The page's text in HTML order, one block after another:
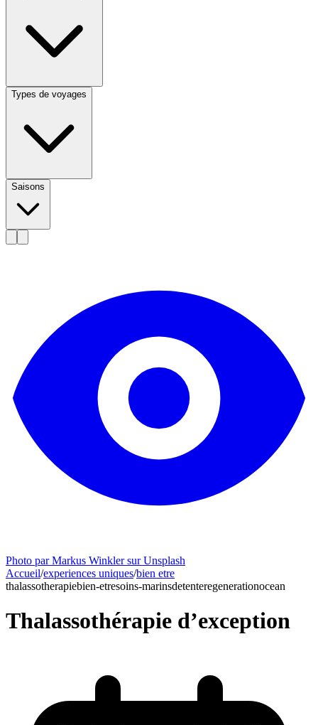
Types de voyages
Saisons
Photo par Markus Winkler sur Unsplash
Accueil/experiences uniques/bien etre
thalassotherapiebien-etresoins-marinsdetenteregenerationocean
Thalassothérapie d’exception